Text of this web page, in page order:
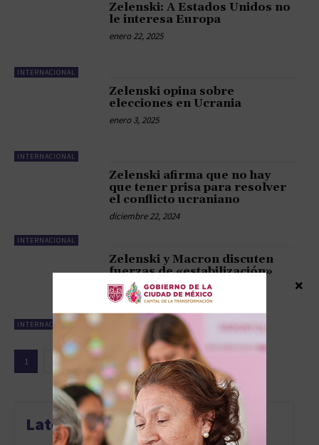
INTERNACIONAL
Zelenski: A Estados Unidos no
le interesa Europa
enero 22, 2025
INTERNACIONAL
Zelenski opina sobre
elecciones en Ucrania
enero 3, 2025
INTERNACIONAL
Zelenski afirma que no hay
que tener prisa para resolver
el conflicto ucraniano
diciembre 22, 2024
INTERNACIONAL
Zelenski y Macron discuten
fuerzas de «estabilización»
para Ucrania
diciembre 20, 2024
1
Latest news
×